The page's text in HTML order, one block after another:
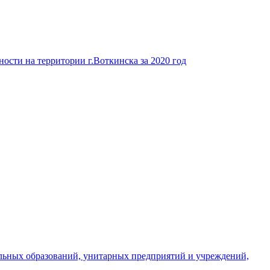
на территории г.Воткинска за 2020 год
образований, унитарных предприятий и учреждений,